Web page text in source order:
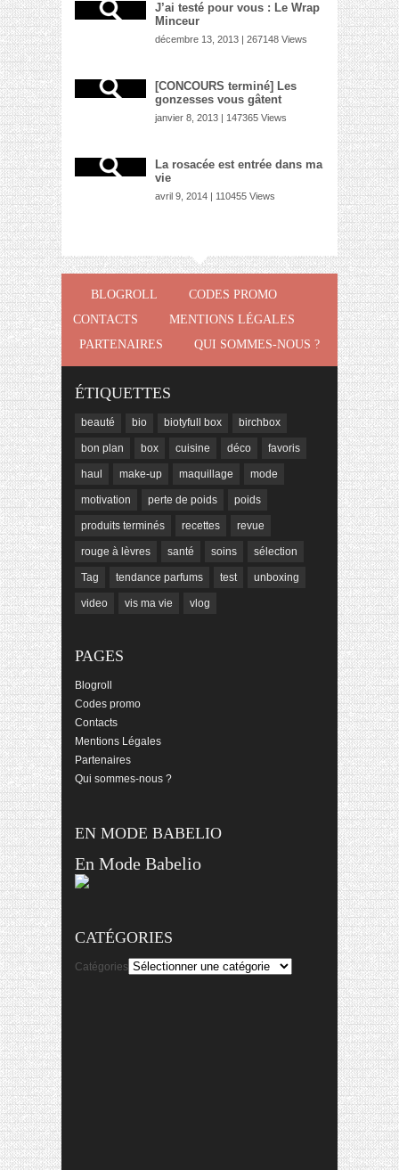
J’ai testé pour vous : Le Wrap
Minceur
décembre 13, 2013 | 267148 Views
[CONCOURS terminé] Les
gonzesses vous gâtent
janvier 8, 2013 | 147365 Views
La rosacée est entrée dans ma
vie
avril 9, 2014 | 110455 Views
BLOGROLL
CODES PROMO
CONTACTS
MENTIONS LÉGALES
PARTENAIRES
QUI SOMMES-NOUS ?
ÉTIQUETTES
beauté bio biotyfull box birchbox
bon plan box cuisine déco favoris
haul make-up maquillage mode
motivation perte de poids poids
produits terminés recettes revue
rouge à lèvres santé soins sélection
Tag tendance parfums test unboxing
video vis ma vie vlog
PAGES
Blogroll
Codes promo
Contacts
Mentions Légales
Partenaires
Qui sommes-nous ?
EN MODE BABELIO
En Mode Babelio
CATÉGORIES
Catégories